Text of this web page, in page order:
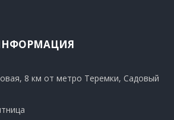
8 км от метро Теремки, Садовый